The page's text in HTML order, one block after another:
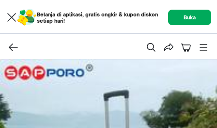
Belanja di aplikasi, gratis ongkir & kupon diskon
setiap hari!
Buka